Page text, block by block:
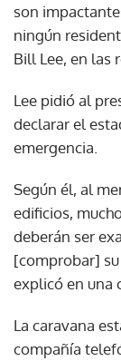
son
ningún
Bill Lee, en las
Lee pidió al
declarar el
emergencia.
Según él, al
edificios,
deberán ser
[comprobar]
explicó en una
La caravana
compañía